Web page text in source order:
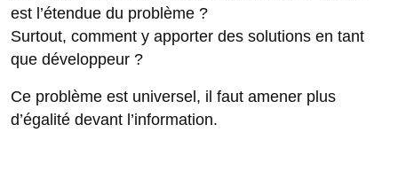
est l’étendue du problème ?
Surtout, comment y apporter des solutions en tant
que développeur ?
Ce problème est universel, il faut amener plus
d’égalité devant l’information.